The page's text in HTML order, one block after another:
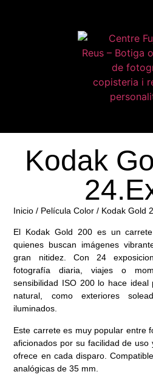
Kodak
Inicio / Película Color / Kodak Gold
El Kodak Gold 200es un
quienes buscan imágenes
gran nitidez. Con 24
fotografía diaria, viajes o
sensibilidad ISO 200 lo hace ideal
natural, como exteriores
iluminados.
Este carrete es muy popular entre
aficionados por su facilidad de uso
ofrece en cada disparo.
analógicas de 35 mm.